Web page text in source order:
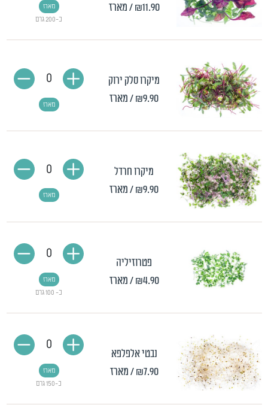
₪11.90 / מארז
כ-200 גרם
מארז
מיקרו סלק ירוק
₪9.90/ מארז מארז
0
מיקרו חרדל
₪9.90/ מארז מארז
0
פטרוזיליה
₪4.90 / מארז
כ- 100 גרם
מארז
0
נבטי אלפלפא
₪7.90 / מארז
כ-150 גרם
מארז
0